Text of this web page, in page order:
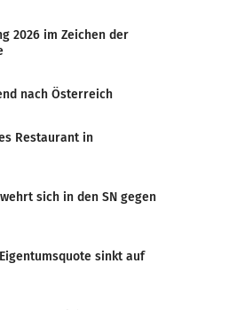
2026 im Zeichen der
nach Österreich
Restaurant in
sich in den SN gegen
sinkt auf